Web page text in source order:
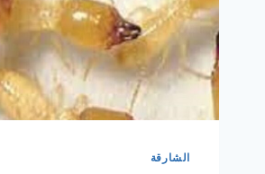
الشارقة